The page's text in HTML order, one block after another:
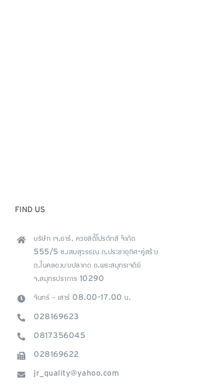
FIND US
บริษัท เจ.อาร์. ควอลิตี้โปรดักส์ จำกัด
555/5 ซ.เสมสุวรรณ ถ.ประชาอุทิศ-คู่สร้าง
ต.ในคลองบางปลากด อ.พระสมุทรเจดีย์
จ.สมุทรปราการ 10290
จันทร์ – เสาร์ 08.00-17.00 น.
028169623
0817356045
028169622
jr_quality@yahoo.com